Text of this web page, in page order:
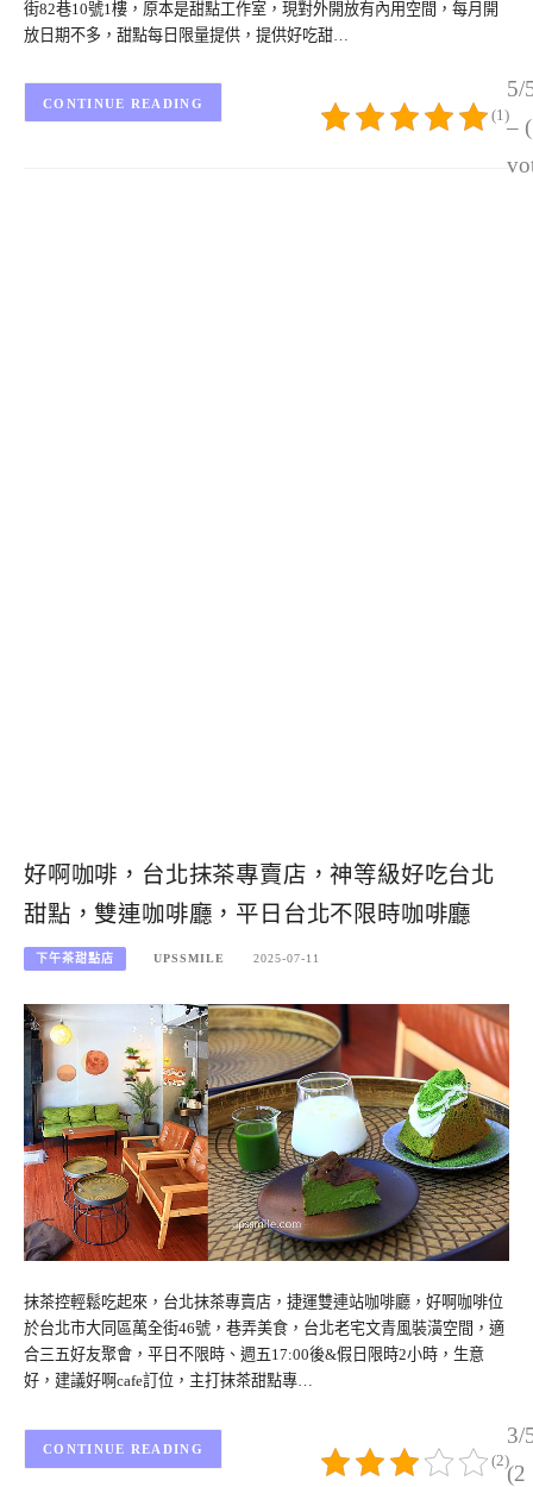
街82巷10號1樓，原本是甜點工作室，現對外開放有內用空間，每月開
放日期不多，甜點每日限量提供，提供好吃甜…
5/
–
(1)
CONTINUE READING
好啊咖啡，台北抹茶專賣店，神等級好吃台北
甜點，雙連咖啡廳，平日台北不限時咖啡廳
下午茶甜點店 UPSSMILE 2025-07-11
抹茶控輕鬆吃起來，台北抹茶專賣店，捷運雙連站咖啡廳，好啊咖啡位
於台北市大同區萬全街46號，巷弄美食，台北老宅文青風裝潢空間，適
合三五好友聚會，平日不限時、週五17:00後&假日限時2小時，生意
好，建議好啊cafe訂位，主打抹茶甜點專…
3/
(2
(2)
CONTINUE READING